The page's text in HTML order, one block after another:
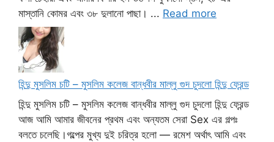
মাস্তানি কোমর এবং ৩৮ দুলানো পাছা। ... Read more
হিন্দু মুসলিম চটি – মুসলিম কলেজ বান্ধবীর মাল্লু গুদ চুদলো হিন্দু ফ্রেন্ড
হিন্দু মুসলিম চটি – মুসলিম কলেজ বান্ধবীর মাল্লু গুদ চুদলো হিন্দু ফ্রেন্ড
আজ আমি আমার জীবনের প্রথম এবং অন্যতম সেরা Sex এর গল্পঃ
বলতে চলেছি।গল্পের মুখ্য দুই চরিত্র হলো — রমেশ অর্থাৎ আমি এবং